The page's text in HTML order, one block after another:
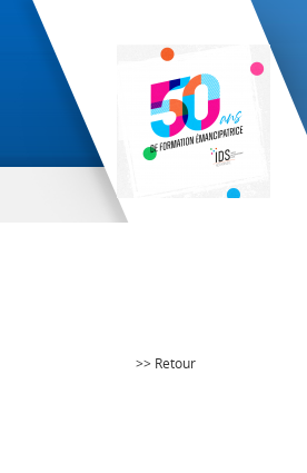
>> Retour